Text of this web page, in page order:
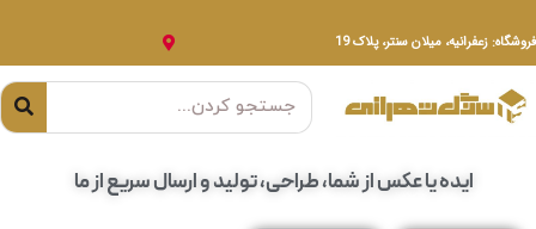
فروشگاه: زعفرانیه، میلان سنتر، پلاک 19
ایده یا عکس از شما، طراحی، تولید و ارسال سریع از ما